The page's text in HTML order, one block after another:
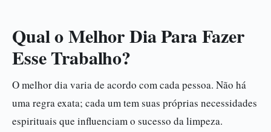
Qual o Melhor Dia Para Fazer
Esse Trabalho?
O melhor dia varia de acordo com cada pessoa. Não há
uma regra exata; cada um tem suas próprias necessidades
espirituais que influenciam o sucesso da limpeza.